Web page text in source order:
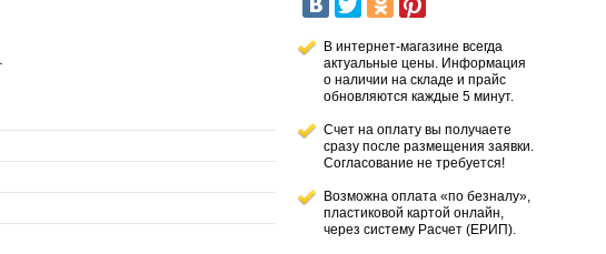
В интернет-магазине всегда
актуальные цены. Информация
о наличии на складе и прайс
обновляются каждые 5 минут.
Счет на оплату вы получаете
сразу после размещения заявки.
Согласование не требуется!
Возможна оплата «по безналу»,
пластиковой картой онлайн,
через систему Расчет (ЕРИП).